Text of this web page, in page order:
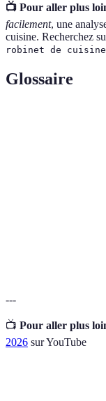
📺 Pour aller plus
facilement, une
cuisine. Recherchez
robinet de cuisine
Glossaire
---
📺 Pour aller plus
2026 sur YouTube